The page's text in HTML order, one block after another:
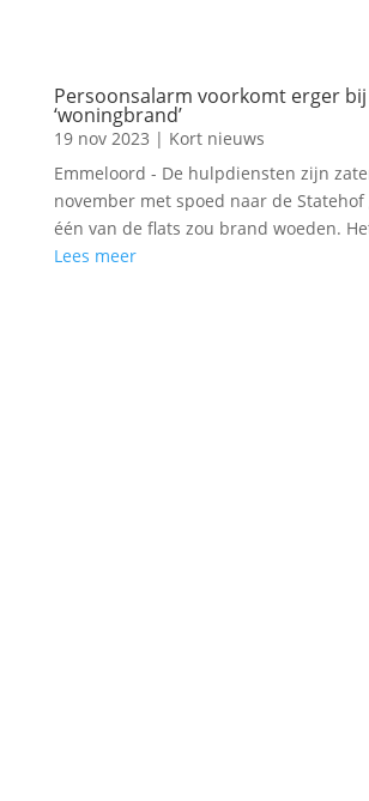
Persoonsalarm voorkomt erger bij
‘woningbrand’
19 nov 2023 | Kort nieuws
Emmeloord - De hulpdiensten zijn
november met spoed naar de
één van de flats zou brand woeden.
Lees meer